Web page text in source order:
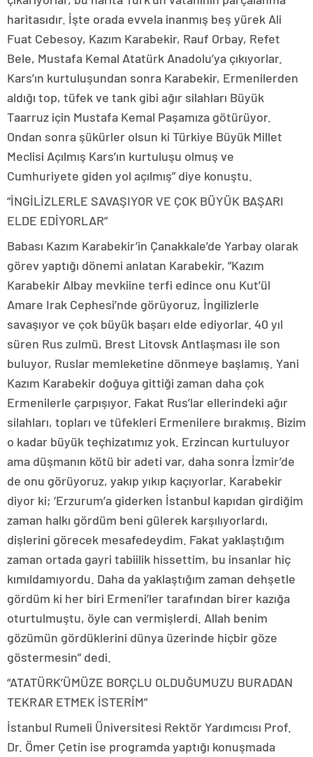
haritasıdır. İşte orada evvela inanmış beş yürek Ali
Fuat Cebesoy, Kazım Karabekir, Rauf Orbay, Refet
Bele, Mustafa Kemal Atatürk Anadolu’ya çıkıyorlar.
Kars’ın kurtuluşundan sonra Karabekir, Ermenilerden
aldığı top, tüfek ve tank gibi ağır silahları Büyük
Taarruz için Mustafa Kemal Paşamıza götürüyor.
Ondan sonra şükürler olsun ki Türkiye Büyük Millet
Meclisi Açılmış Kars’ın kurtuluşu olmuş ve
Cumhuriyete giden yol açılmış” diye konuştu.
“İNGİLİZLERLE SAVAŞIYOR VE ÇOK BÜYÜK BAŞARI
ELDE EDİYORLAR”
Babası Kazım Karabekir’in Çanakkale’de Yarbay olarak
görev yaptığı dönemi anlatan Karabekir, “Kazım
Karabekir Albay mevkiine terfi edince onu Kut’ül
Amare Irak Cephesi’nde görüyoruz, İngilizlerle
savaşıyor ve çok büyük başarı elde ediyorlar. 40 yıl
süren Rus zulmü, Brest Litovsk Antlaşması ile son
buluyor, Ruslar memleketine dönmeye başlamış. Yani
Kazım Karabekir doğuya gittiği zaman daha çok
Ermenilerle çarpışıyor. Fakat Rus’lar ellerindeki ağır
silahları, topları ve tüfekleri Ermenilere bırakmış. Bizim
o kadar büyük teçhizatımız yok. Erzincan kurtuluyor
ama düşmanın kötü bir adeti var, daha sonra İzmir’de
de onu görüyoruz, yakıp yıkıp kaçıyorlar. Karabekir
diyor ki; ‘Erzurum’a giderken İstanbul kapıdan girdiğim
zaman halkı gördüm beni gülerek karşılıyorlardı,
dişlerini görecek mesafedeydim. Fakat yaklaştığım
zaman ortada gayri tabiilik hissettim, bu insanlar hiç
kımıldamıyordu. Daha da yaklaştığım zaman dehşetle
gördüm ki her biri Ermeni’ler tarafından birer kazığa
oturtulmuştu, öyle can vermişlerdi. Allah benim
gözümün gördüklerini dünya üzerinde hiçbir göze
göstermesin” dedi.
“ATATÜRK’ÜMÜZE BORÇLU OLDUĞUMUZU BURADAN
TEKRAR ETMEK İSTERİM”
İstanbul Rumeli Üniversitesi Rektör Yardımcısı Prof.
Dr. Ömer Çetin ise programda yaptığı konuşmada